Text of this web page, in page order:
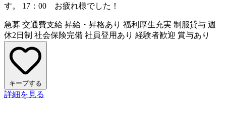
す。 17：00 お疲れ様でした！
急募 交通費支給 昇給・昇格あり 福利厚生充実 制服貸与 週
休2日制 社会保険完備 社員登用あり 経験者歓迎 賞与あり
キープする
詳細を見る